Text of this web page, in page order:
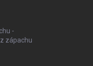
-
zápachu